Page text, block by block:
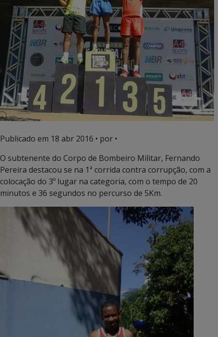
Publicado em 18 abr 2016 • por •
O subtenente do Corpo de Bombeiro Militar, Fernando
Pereira destacou se na 1ª corrida contra corrupção, com a
colocação do 3º lugar na categoria, com o tempo de 20
minutos e 36 segundos no percurso de 5Km.